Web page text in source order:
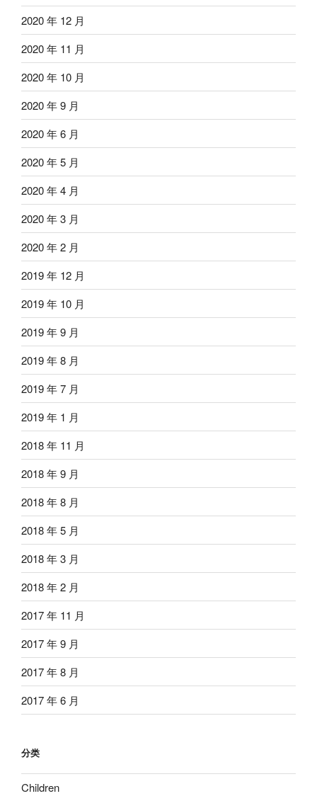
2020 年 12 月
2020 年 11 月
2020 年 10 月
2020 年 9 月
2020 年 6 月
2020 年 5 月
2020 年 4 月
2020 年 3 月
2020 年 2 月
2019 年 12 月
2019 年 10 月
2019 年 9 月
2019 年 8 月
2019 年 7 月
2019 年 1 月
2018 年 11 月
2018 年 9 月
2018 年 8 月
2018 年 5 月
2018 年 3 月
2018 年 2 月
2017 年 11 月
2017 年 9 月
2017 年 8 月
2017 年 6 月
分类
Children